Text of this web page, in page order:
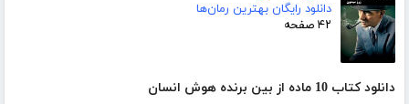
دانلود رایگان بهترین رمان‌ها
۴۲ صفحه
دانلود کتاب 10 ماده از بین برنده هوش انسان